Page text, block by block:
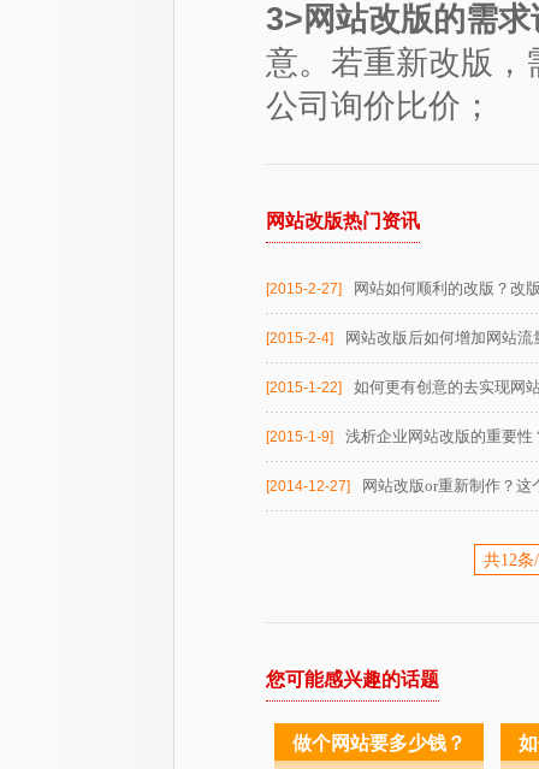
3>网站改版的需求
意。若重新改版，
公司询价比价；
网站改版热门资讯
[2015-2-27] 网站如何顺利的改版？改
[2015-2-4] 网站改版后如何增加网站流
[2015-1-22] 如何更有创意的去实现网
[2015-1-9] 浅析企业网站改版的重要性
[2014-12-27] 网站改版or重新制作？
共12条
您可能感兴趣的话题
做个网站要多少钱？